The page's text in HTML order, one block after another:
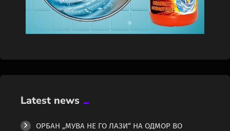
Latest news
ОРБАН „МУВА НЕ ГО ЛАЗИ“ НА ОДМОР ВО